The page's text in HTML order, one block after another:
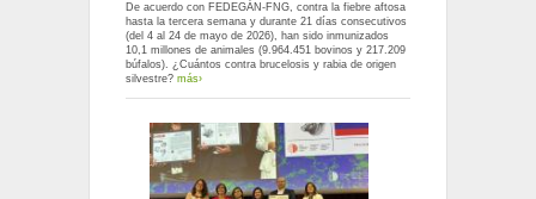
De acuerdo con FEDEGÁN-FNG, contra la fiebre aftosa
hasta la tercera semana y durante 21 días consecutivos
(del 4 al 24 de mayo de 2026), han sido inmunizados
10,1 millones de animales (9.964.451 bovinos y 217.209
búfalos). ¿Cuántos contra brucelosis y rabia de origen
silvestre? más›